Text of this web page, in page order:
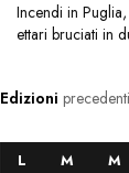
Incendi in
ettari bruciati in
Edizioni precedenti
L M M